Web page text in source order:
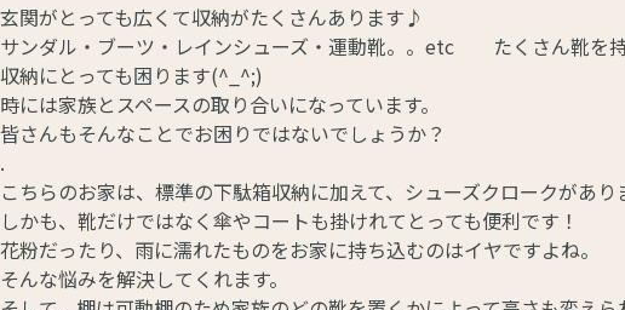
玄関がとっても広くて収納がたくさんあります♪
サンダル・ブーツ・レインシューズ・運動靴。。etc たくさん靴を持
収納にとっても困ります(^_^;)
時には家族とスペースの取り合いになっています。
皆さんもそんなことでお困りではないでしょうか？
.
こちらのお家は、標準の下駄箱収納に加えて、シューズクロークがあ
しかも、靴だけではなく傘やコートも掛けれてとっても便利です！
花粉だったり、雨に濡れたものをお家に持ち込むのはイヤですよね。
そんな悩みを解決してくれます。